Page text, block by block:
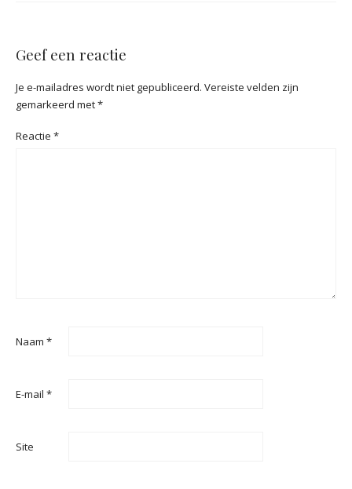
Geef een reactie
Je e-mailadres wordt niet gepubliceerd. Vereiste velden zijn
gemarkeerd met*
Reactie *
Naam *
E-mail *
Site